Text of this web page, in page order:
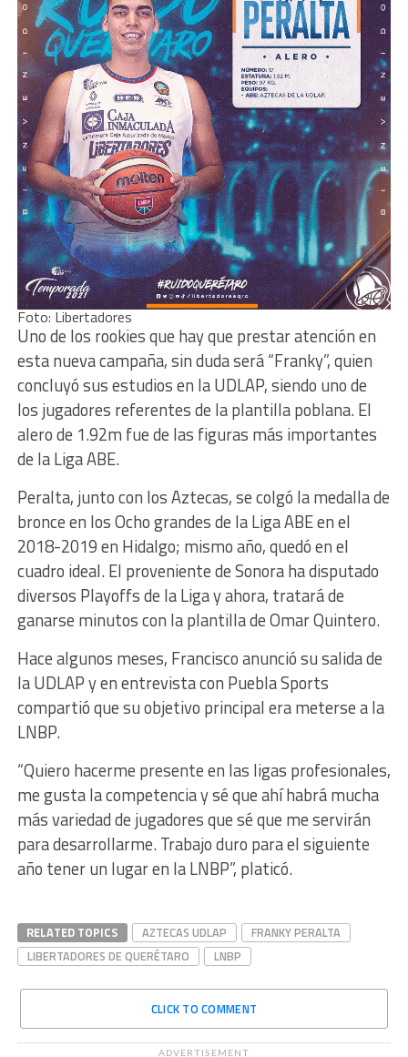
Foto: Libertadores
Uno de los rookies que hay que prestar atención en
esta nueva campaña, sin duda será “Franky”, quien
concluyó sus estudios en la UDLAP, siendo uno de
los jugadores referentes de la plantilla poblana. El
alero de 1.92m fue de las figuras más importantes
de la Liga ABE.
Peralta, junto con los Aztecas, se colgó la medalla de
bronce en los Ocho grandes de la Liga ABE en el
2018-2019 en Hidalgo; mismo año, quedó en el
cuadro ideal. El proveniente de Sonora ha disputado
diversos Playoffs de la Liga y ahora, tratará de
ganarse minutos con la plantilla de Omar Quintero.
Hace algunos meses, Francisco anunció su salida de
la UDLAP y en entrevista con Puebla Sports
compartió que su objetivo principal era meterse a la
LNBP.
“Quiero hacerme presente en las ligas profesionales,
me gusta la competencia y sé que ahí habrá mucha
más variedad de jugadores que sé que me servirán
para desarrollarme. Trabajo duro para el siguiente
año tener un lugar en la LNBP”, platicó.
RELATED TOPICS AZTECAS UDLAP
FRANKY PERALTA
LIBERTADORES DE QUERÉTARO
LNBP
CLICK TO COMMENT
ADVERTISEMENT